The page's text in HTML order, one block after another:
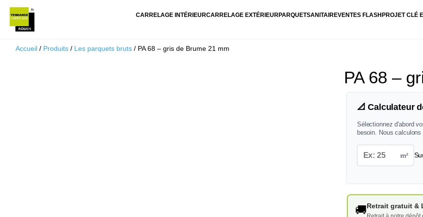
CARRELAGE INTÉRIEURCARRELAGE EXTÉRIEURPARQUETSANITAIREVENTES FLASH PROJET CLÉ
Accueil / Produits / Les parquets bruts / PA 68 – gris de Brume 21 mm
PA 68 –
📐 Calculateur
Sélectionnez d'abord
besoin. Nous
m²
🚚Retrait gratuit &